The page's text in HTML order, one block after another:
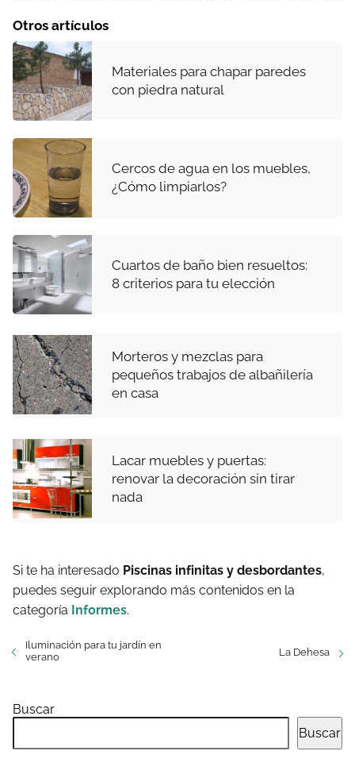
Otros artículos
Materiales para chapar paredes
con piedra natural
Cercos de agua en los muebles,
¿Cómo limpiarlos?
Cuartos de baño bien resueltos:
8 criterios para tu elección
Morteros y mezclas para
pequeños trabajos de albañilería
en casa
Lacar muebles y puertas:
renovar la decoración sin tirar
nada
Si te ha interesado Piscinas infinitas y desbordantes,
puedes seguir explorando más contenidos en la
categoría Informes.
Iluminación para tu jardín en
verano
La Dehesa
Buscar
Buscar